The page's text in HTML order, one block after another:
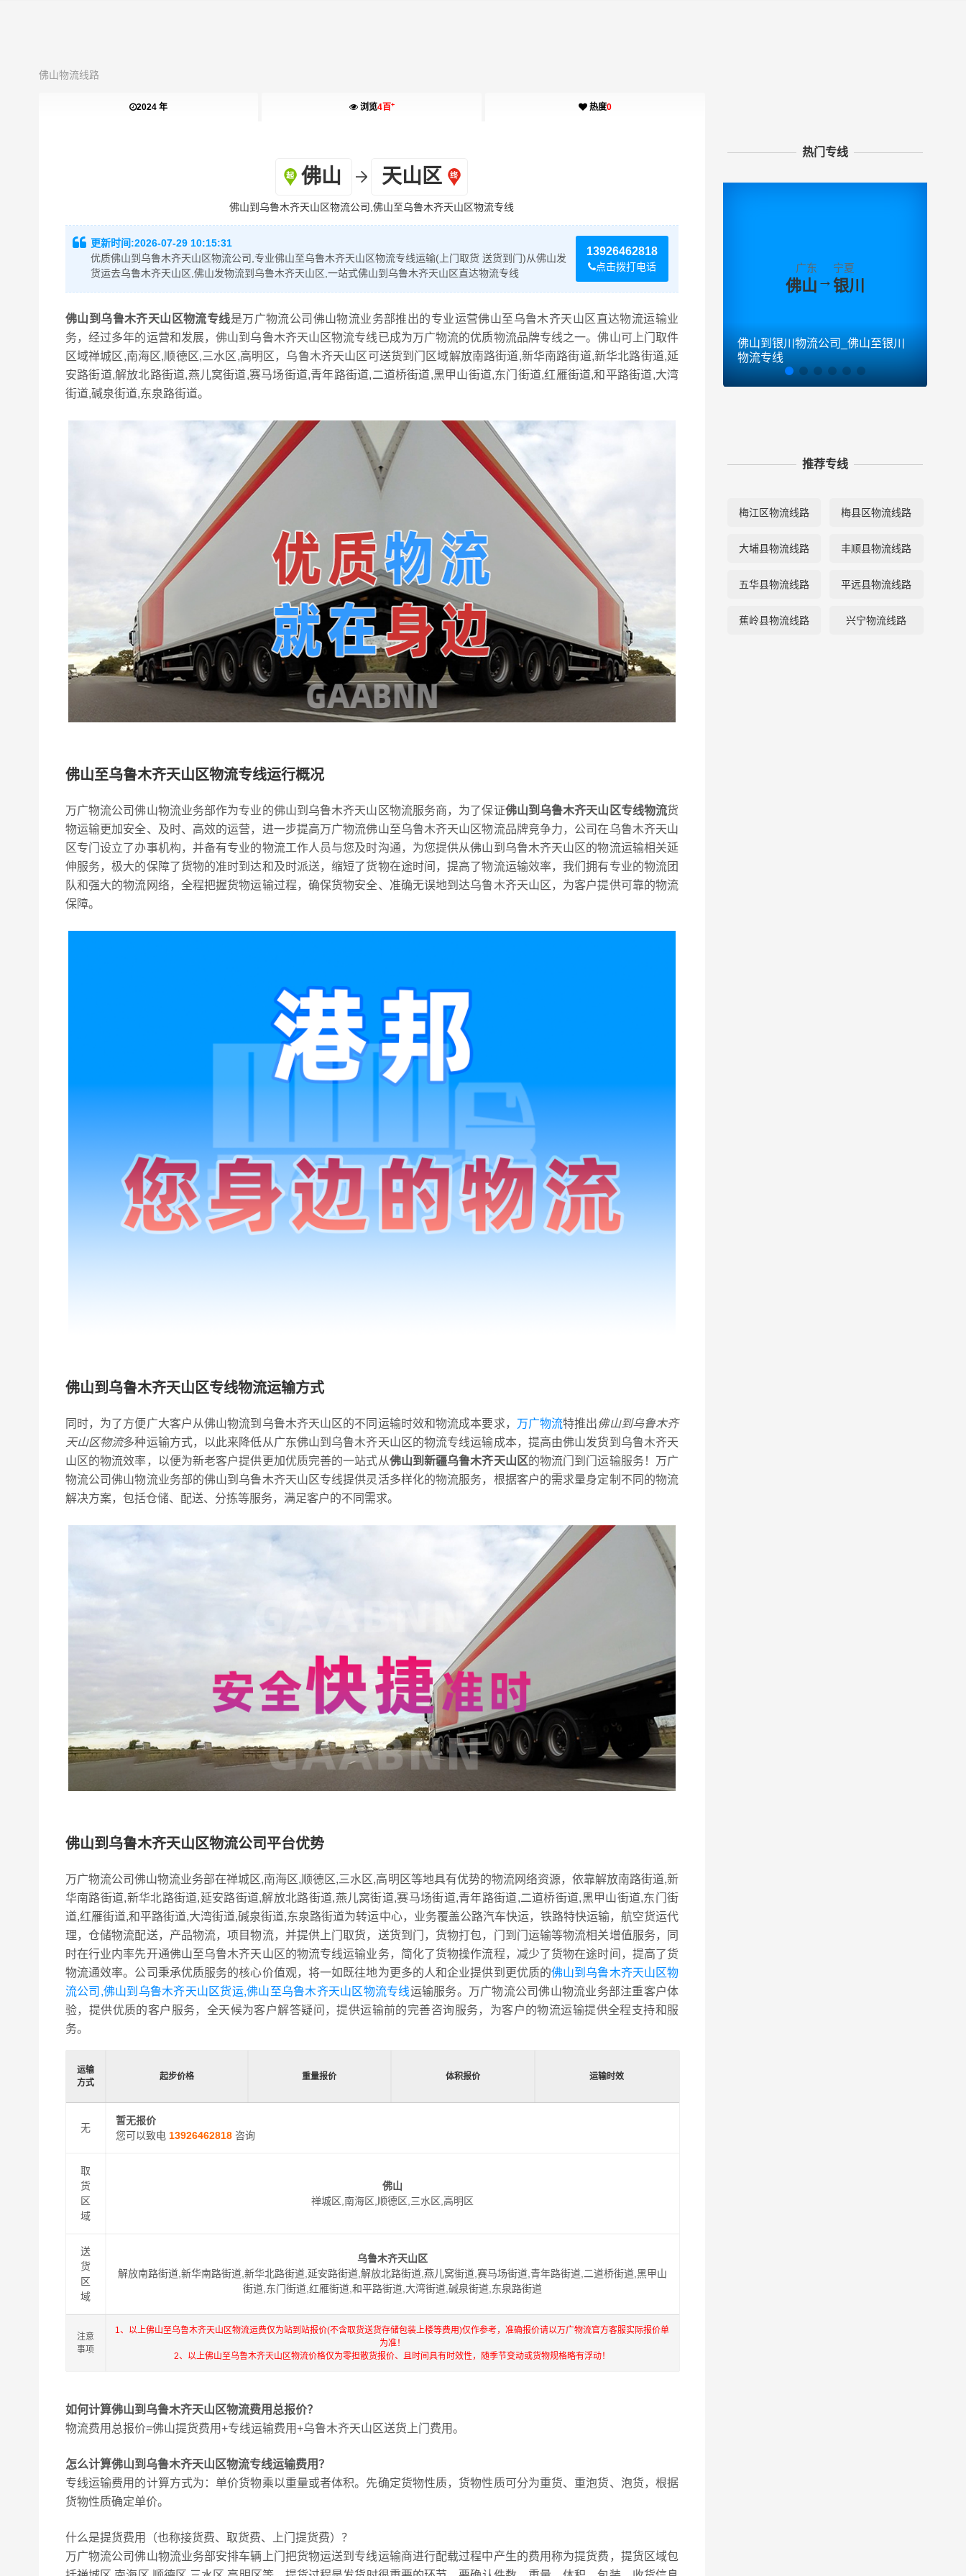
佛山物流线路
2024 年 浏览4百+ 热度0
佛山 天山区
佛山到乌鲁木齐天山区物流公司,佛山至乌鲁木齐天山区物流专线
13926462818
点击拨打电话
更新时间:2026-07-29 10:15:31
优质佛山到乌鲁木齐天山区物流公司,专业佛山至乌鲁木齐天山区物流专线运输(上门取货 送货到门)从佛山发
货运去乌鲁木齐天山区,佛山发物流到乌鲁木齐天山区,一站式佛山到乌鲁木齐天山区直达物流专线
佛山到乌鲁木齐天山区物流专线是万广物流公司佛山物流业务部推出的专业运营佛山至乌鲁木齐天山区直达物流运输业
务，经过多年的运营和发展，佛山到乌鲁木齐天山区物流专线已成为万广物流的优质物流品牌专线之一。佛山可上门取件
区域禅城区,南海区,顺德区,三水区,高明区，乌鲁木齐天山区可送货到门区域解放南路街道,新华南路街道,新华北路街道,延
安路街道,解放北路街道,燕儿窝街道,赛马场街道,青年路街道,二道桥街道,黑甲山街道,东门街道,红雁街道,和平路街道,大湾
街道,碱泉街道,东泉路街道。
佛山至乌鲁木齐天山区物流专线运行概况
万广物流公司佛山物流业务部作为专业的佛山到乌鲁木齐天山区物流服务商，为了保证佛山到乌鲁木齐天山区专线物流货
物运输更加安全、及时、高效的运营，进一步提高万广物流佛山至乌鲁木齐天山区物流品牌竞争力，公司在乌鲁木齐天山
区专门设立了办事机构，并备有专业的物流工作人员与您及时沟通，为您提供从佛山到乌鲁木齐天山区的物流运输相关延
伸服务，极大的保障了货物的准时到达和及时派送，缩短了货物在途时间，提高了物流运输效率，我们拥有专业的物流团
队和强大的物流网络，全程把握货物运输过程，确保货物安全、准确无误地到达乌鲁木齐天山区，为客户提供可靠的物流
保障。
佛山到乌鲁木齐天山区专线物流运输方式
同时，为了方便广大客户从佛山物流到乌鲁木齐天山区的不同运输时效和物流成本要求， 万广物流特推出佛山到乌鲁木齐
天山区物流多种运输方式，以此来降低从广东佛山到乌鲁木齐天山区的物流专线运输成本，提高由佛山发货到乌鲁木齐天
山区的物流效率，以便为新老客户提供更加优质完善的一站式从佛山到新疆乌鲁木齐天山区的物流门到门运输服务！万广
物流公司佛山物流业务部的佛山到乌鲁木齐天山区专线提供灵活多样化的物流服务，根据客户的需求量身定制不同的物流
解决方案，包括仓储、配送、分拣等服务，满足客户的不同需求。
佛山到乌鲁木齐天山区物流公司平台优势
万广物流公司佛山物流业务部在禅城区,南海区,顺德区,三水区,高明区等地具有优势的物流网络资源，依靠解放南路街道,新
华南路街道,新华北路街道,延安路街道,解放北路街道,燕儿窝街道,赛马场街道,青年路街道,二道桥街道,黑甲山街道,东门街
道,红雁街道,和平路街道,大湾街道,碱泉街道,东泉路街道为转运中心，业务覆盖公路汽车快运，铁路特快运输，航空货运代
理，仓储物流配送，产品物流，项目物流，并提供上门取货，送货到门，货物打包，门到门运输等物流相关增值服务，同
时在行业内率先开通佛山至乌鲁木齐天山区的物流专线运输业务，简化了货物操作流程，减少了货物在途时间，提高了货
物流通效率。公司秉承优质服务的核心价值观，将一如既往地为更多的人和企业提供到更优质的佛山到乌鲁木齐天山区物
流公司,佛山到乌鲁木齐天山区货运,佛山至乌鲁木齐天山区物流专线运输服务。万广物流公司佛山物流业务部注重客户体
验，提供优质的客户服务，全天候为客户解答疑问，提供运输前的完善咨询服务，为客户的物流运输提供全程支持和服
务。
运输
方式
起步价格 重量报价 体积报价 运输时效
无
暂无报价
您可以致电 13926462818咨询
取
货
区
域
佛山
禅城区,南海区,顺德区,三水区,高明区
送
货
区
域
乌鲁木齐天山区
解放南路街道,新华南路街道,新华北路街道,延安路街道,解放北路街道,燕儿窝街道,赛马场街道,青年路街道,二道桥街道,黑甲山
街道,东门街道,红雁街道,和平路街道,大湾街道,碱泉街道,东泉路街道
注意
事项
1、以上佛山至乌鲁木齐天山区物流运费仅为站到站报价(不含取货送货存储包装上楼等费用)仅作参考，准确报价请以万广物流官方客服实际报价单
为准！
2、以上佛山至乌鲁木齐天山区物流价格仅为零担散货报价、且时间具有时效性，随季节变动或货物规格略有浮动！
如何计算佛山到乌鲁木齐天山区物流费用总报价？
物流费用总报价=佛山提货费用+专线运输费用+乌鲁木齐天山区送货上门费用。
怎么计算佛山到乌鲁木齐天山区物流专线运输费用？
专线运输费用的计算方式为：单价货物乘以重量或者体积。先确定货物性质，货物性质可分为重货、重泡货、泡货，根据
货物性质确定单价。
什么是提货费用（也称接货费、取货费、上门提货费）？
万广物流公司佛山物流业务部安排车辆上门把货物运送到专线运输商进行配载过程中产生的费用称为提货费，提货区域包
热门专线
广东
佛山 →
宁夏
银川
佛山到银川物流公司_佛山至银川
物流专线
推荐专线
梅江区物流线路 梅县区物流线路
大埔县物流线路 丰顺县物流线路
五华县物流线路 平远县物流线路
蕉岭县物流线路 兴宁物流线路